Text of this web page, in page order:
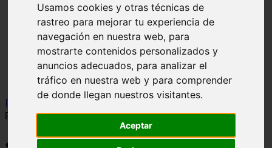
Usamos cookies y otras técnicas de
rastreo para mejorar tu experiencia de
navegación en nuestra web, para
mostrarte contenidos personalizados y
anuncios adecuados, para analizar el
tráfico en nuestra web y para comprender
de donde llegan nuestros visitantes.
Aceptar
huevos
mariscos
otros
postres
producto
reposteria
venezuela
verduras
Inicio
¿Coca Cola contiene gluten? ¿Puede ser bebido
por celíacos?
¿Coca Cola contiene gluten? ¿Puede ser